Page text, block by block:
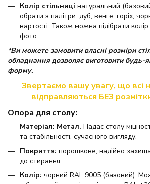
Колір стільниці натуральний
обрати з палітри: дуб, венге, горіх,
вартості. Також можна підібрати колір
фото.
*Ви можете замовити власні розміри
обладнання дозволяє виготовити будь-
форму.
Звертаємо вашу увагу, що всі
відправляються БЕЗ
Опора для столу:
Матеріал: Метал. Надає столу
та стабільності, сучасного вигляду.
Покриття: порошкове, надійно
до стирання.
Колір: чорний RAL 9005 (базовий).